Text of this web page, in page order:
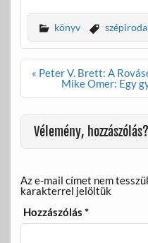
e
b
o
o
k
itt
er
ail
könyv
Bejegyzés
navigáció
« Peter V. Brett: A
Mike Omer: Egy
Vélemény, hozzászólás?
Az e-mail címet nem
karakterrel jelöltük
Hozzászólás*